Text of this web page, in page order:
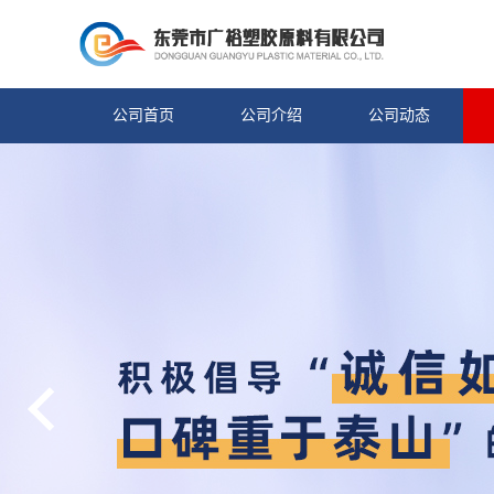
公司首页 公司介绍 公司动态